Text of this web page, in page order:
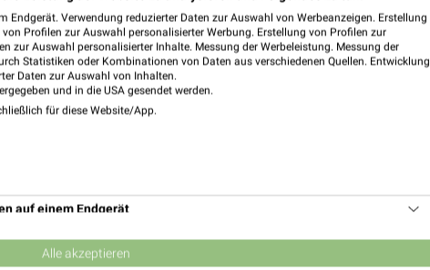
Verwendung reduzierter Daten zur Auswahl von Werbeanzeigen. Erstellung
Profilen zur Auswahl personalisierter Werbung. Erstellung von Profilen zur
zur Auswahl personalisierter Inhalte. Messung der Werbeleistung. Messung der
Statistiken oder Kombinationen von Daten aus verschiedenen Quellen. Entwicklung
Daten zur Auswahl von Inhalten.
und in die USA gesendet werden.
für diese Website/App.
auf einem Endgerät
Werbeanzeigen
Alle akzeptieren